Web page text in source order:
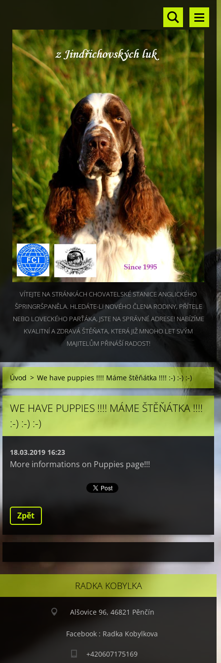
VÍTEJTE NA STRÁNKÁCH CHOVATELSKÉ STANICE ANGLICKÉHO
ŠPRINGRŠPANĚLA. HLEDÁTE-LI NOVÉHO ČLENA RODINY, PŘÍTELE
NEBO LOVECKÉHO PARŤÁKA, JSTE NA SPRÁVNÉ ADRESE! NABÍZÍME
KVALITNÍ A ZDRAVÁ ŠTĚŇATA, KTERÁ JIŽ MNOHO LET SVÝM
MAJITELŮM PŘINÁŠÍ RADOST!
Úvod > We have puppies !!!! Máme štěňátka !!!! :-) :-) :-)
WE HAVE PUPPIES !!!! MÁME ŠTĚŇÁTKA !!!!
:-) :-) :-)
18.03.2019 16:23
More informations on Puppies page!!!
Zpět
RADKA KOBYLKA
Alšovice 96, 46821 Pěnčín
Facebook : Radka Kobylkova
+420607175169